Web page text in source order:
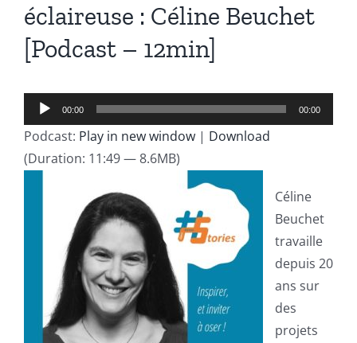
éclaireuse : Céline Beuchet
[Podcast – 12min]
Lecteur
audio
00:00 00:00
Podcast: Play in new window | Download
(Duration: 11:49 — 8.6MB)
Céline
Beuchet
travaille
depuis 20
ans sur
des
projets